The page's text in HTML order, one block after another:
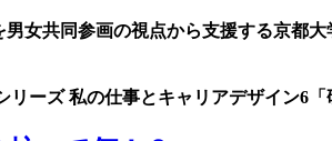
女共同参画の視点から支援する京都
ーズ 私の仕事とキャリアデザイン6